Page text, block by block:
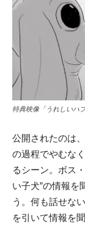
特典映像「うれしいハ
公開されたのは
の過程でやむな
るシーン。ボス
い子犬”の情報を
う。何も話せな
を引いて情報を